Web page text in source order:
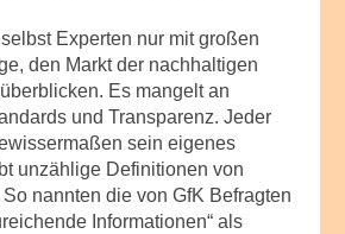
Experten nur mit großen
den Markt der nachhaltigen
Es mangelt an
und Transparenz. Jeder
sein eigenes
unzählige Definitionen von
So nannten die von GfK Befragten
Informationen“ als